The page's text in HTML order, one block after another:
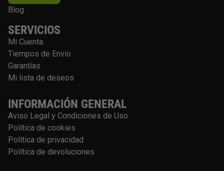
Blog
SERVICIOS
Mi Cuenta
Tiempos de Envío
Garantías
Mi lista de deseos
INFORMACIÓN GENERAL
Aviso Legal y Condiciones de Uso
Política de cookies
Política de privacidad
Política de devoluciones